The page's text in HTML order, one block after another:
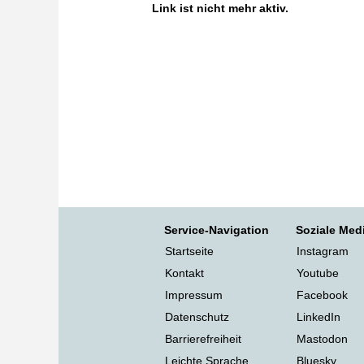
Link ist nicht mehr aktiv.
Service-Navigation
Startseite
Kontakt
Impressum
Datenschutz
Barrierefreiheit
Leichte Sprache
Soziale
Instagram
Youtube
Facebook
LinkedIn
Mastodon
Bluesky